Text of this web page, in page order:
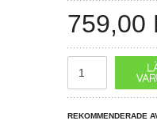
759,00
REKOMMENDERADE